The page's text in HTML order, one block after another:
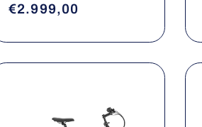
Prix
€2.999,00